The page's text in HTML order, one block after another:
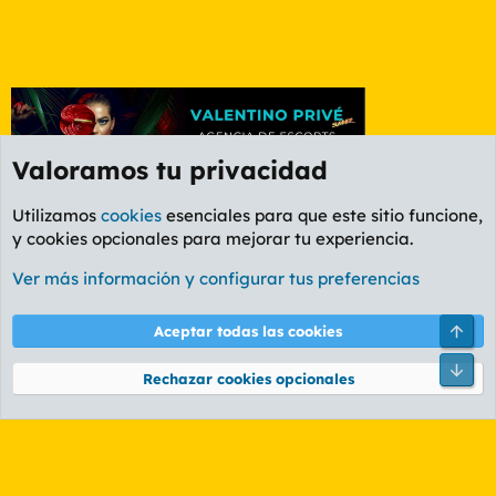
Foro General
Cookies
PL OLDSTYLE AMARILLO
Términos y reglas Política de privacidad Ayuda
Community platform by XenForo® © 2010-2026 XenForo Ltd.
Valoramos tu privacidad
Utilizamos cookies esenciales para que este sitio funcione,
y cookies opcionales para mejorar tu experiencia.
Ver más información y configurar tus preferencias
Aceptar todas las cookies
Rechazar cookies opcionales
Pie